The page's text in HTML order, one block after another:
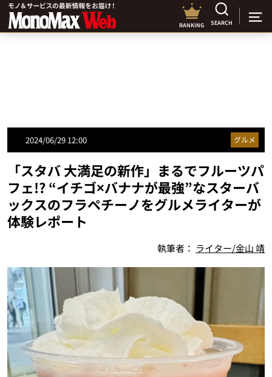
RANKING SEARCH
2024/06/29 12:00 グルメ
「スタバ 大満足の新作」まるでフルーツパ
フェ!? “イチゴ×バナナが最強”なスターバ
ックスのフラペチーノをグルメライターが
体験レポート
執筆者： ライター/金山 靖